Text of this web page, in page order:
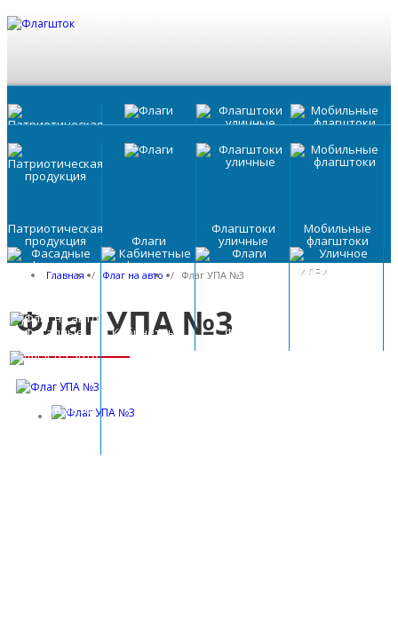
ОБРАТНЫЙ ЗВОНОК
Флаг на авто
FLAGSYSTEMПРОДУКЦИЯПОРТФОЛИО
ВИДЕО КЛИЕНТЫДОСТАВКАВАШИ
ИДЕИ
Патриотическая
продукция Флаги
Флагштоки
уличные
Мобильные
флагштоки
Фасадные Кабинетные Флаги
Главная / Флаг на авто / Флаг УПА №3
Флаг УПА №3